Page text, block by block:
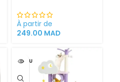
et extérieur
À partir de
249.00 MAD
VENDU